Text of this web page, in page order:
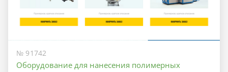
№ 91742
Оборудование для нанесения полимерных